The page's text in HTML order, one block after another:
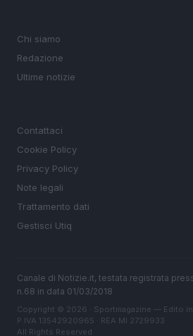
Chi siamo
Redazione
Ultime notizie
Contattaci
Cookie Policy
Privacy Policy
Note legali
Trattamento dati
Gestisci Utiq
Canale di Notizie.it, testata registrata
n.68 in data 01/03/2018
Copyright © 2026 · Sportmagazine — Edito in
P.IVA 13542920965 · REA MI 2729933
All Rights Reserved